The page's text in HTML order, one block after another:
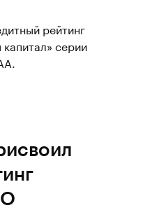
рейтинг
серии